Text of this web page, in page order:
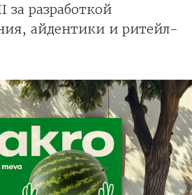
за разработкой
айдентики и ритейл-